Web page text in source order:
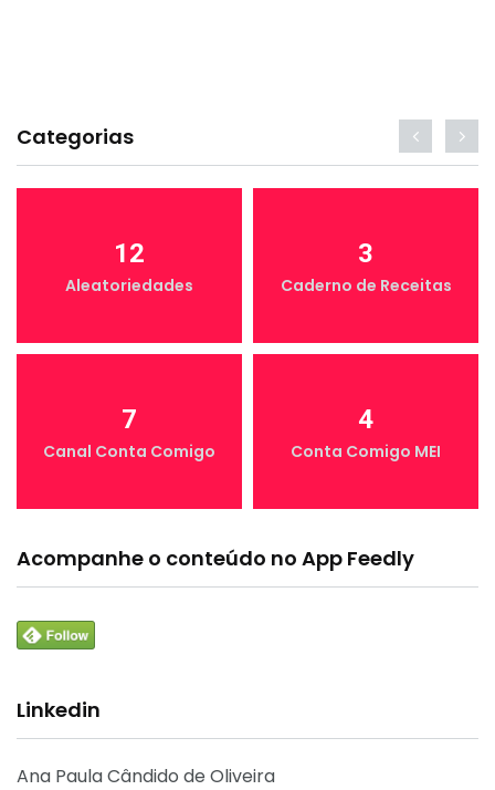
Categorias
12
Aleatoriedades
3
Caderno de Receitas
7
Canal Conta Comigo
4
Conta Comigo MEI
Acompanhe o conteúdo no App Feedly
Linkedin
Ana Paula Cândido de Oliveira